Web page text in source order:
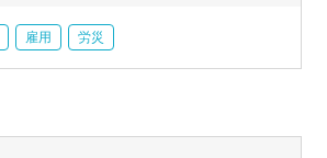
雇用 労災